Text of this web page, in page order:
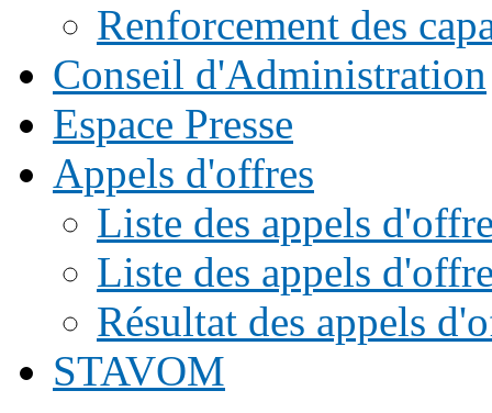
Renforcement des
Conseil d'Administration
Espace Presse
Appels d'offres
Liste des appels
Liste des appels
Résultat des appels
STAVOM